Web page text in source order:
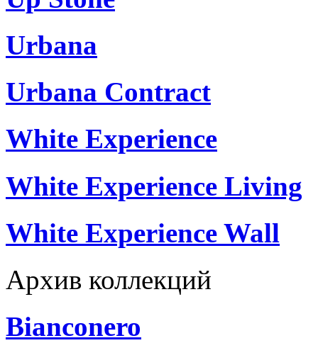
Urbana
Urbana Contract
White Experience
White Experience Living
White Experience Wall
Архив коллекций
Bianconero